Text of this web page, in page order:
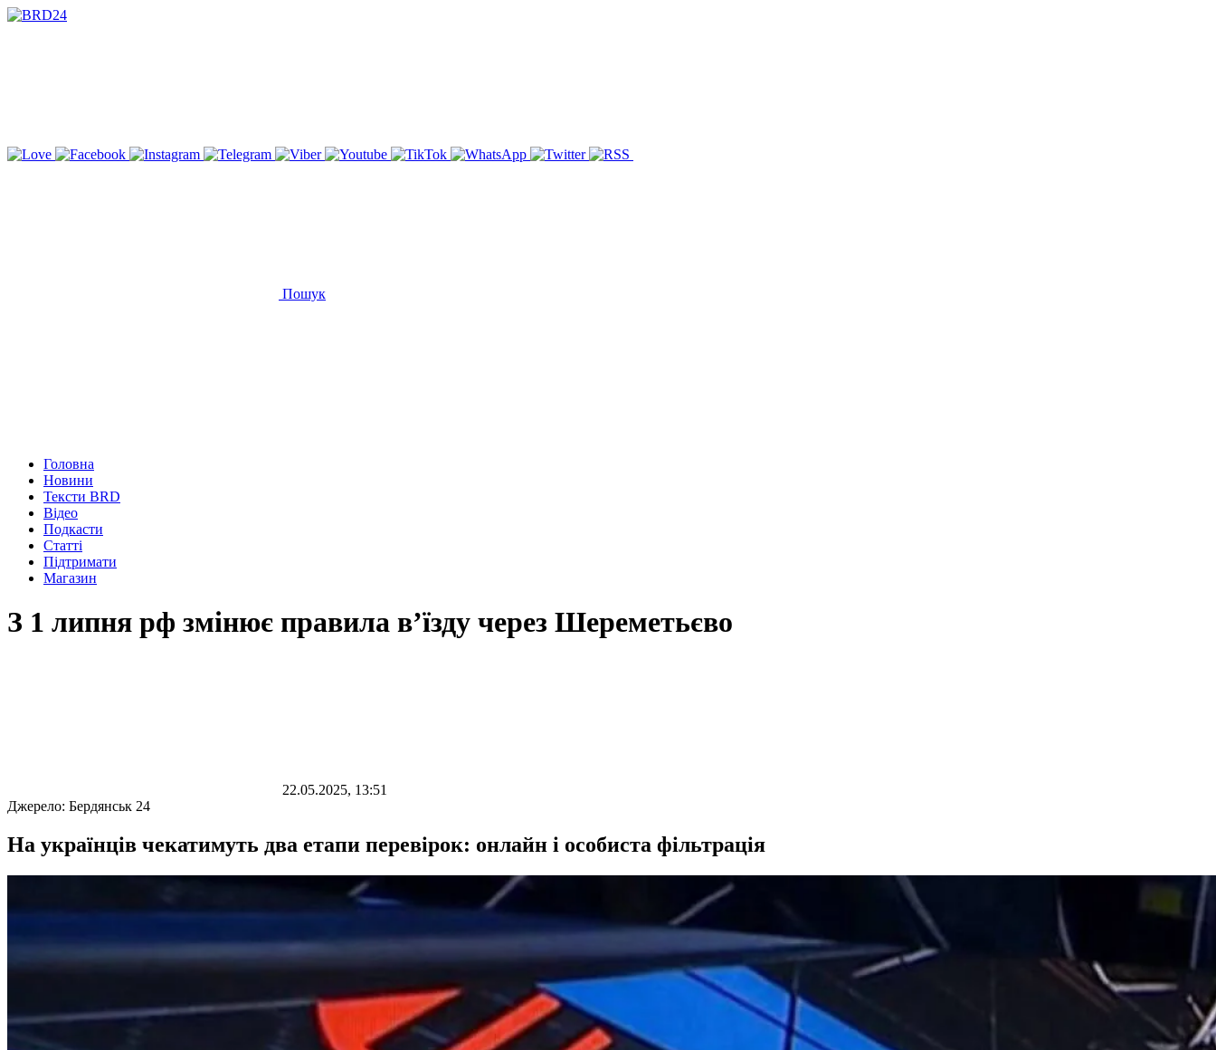
Пошук
Головна
Новини
Тексти BRD
Відео
Подкасти
Статті
Підтримати
Магазин
З 1 липня рф змінює правила в’їзду через Шереметьєво
22.05.2025, 13:51
Джерело: Бердянськ 24
На українців чекатимуть два етапи перевірок: онлайн і особиста фільтрація